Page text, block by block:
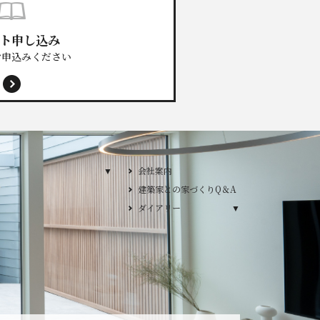
申し込み
込みください
プランのご紹介
インカーサ
/ デザイン ワイズスタイル
会社案内
建築家との家づくりQ＆A
ダイアリー
ダイアリー
2026年
2025年
2024年